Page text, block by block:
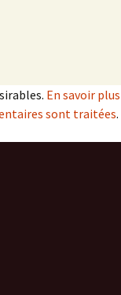
En savoir plus
sont traitées.